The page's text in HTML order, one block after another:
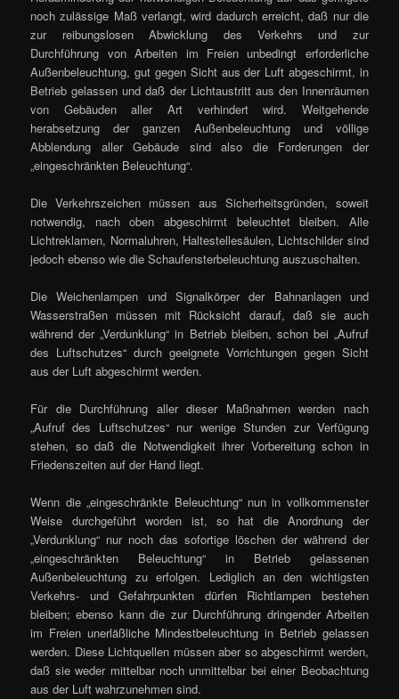
noch zulässige Maß verlangt, wird dadurch erreicht, daß nur die
zur reibungslosen Abwicklung des Verkehrs und zur
Durchführung von Arbeiten im Freien unbedingt erforderliche
Außenbeleuchtung, gut gegen Sicht aus der Luft abgeschirmt, in
Betrieb gelassen und daß der Lichtaustritt aus den Innenräumen
von Gebäuden aller Art verhindert wird. Weitgehende
herabsetzung der ganzen Außenbeleuchtung und völlige
Abblendung aller Gebäude sind also die Forderungen der
„eingeschränkten Beleuchtung“.
Die Verkehrszeichen müssen aus Sicherheitsgründen, soweit
notwendig, nach oben abgeschirmt beleuchtet bleiben. Alle
Lichtreklamen, Normaluhren, Haltestellesäulen, Lichtschilder sind
jedoch ebenso wie die Schaufensterbeleuchtung auszuschalten.
Die Weichenlampen und Signalkörper der Bahnanlagen und
Wasserstraßen müssen mit Rücksicht darauf, daß sie auch
während der „Verdunklung“ in Betrieb bleiben, schon bei „Aufruf
des Luftschutzes“ durch geeignete Vorrichtungen gegen Sicht
aus der Luft abgeschirmt werden.
Für die Durchführung aller dieser Maßnahmen werden nach
„Aufruf des Luftschutzes“ nur wenige Stunden zur Verfügung
stehen, so daß die Notwendigkeit ihrer Vorbereitung schon in
Friedenszeiten auf der Hand liegt.
Wenn die „eingeschränkte Beleuchtung“ nun in vollkommenster
Weise durchgeführt worden ist, so hat die Anordnung der
„Verdunklung“ nur noch das sofortige löschen der während der
„eingeschränkten Beleuchtung“ in Betrieb gelassenen
Außenbeleuchtung zu erfolgen. Lediglich an den wichtigsten
Verkehrs- und Gefahrpunkten dürfen Richtlampen bestehen
bleiben; ebenso kann die zur Durchführung dringender Arbeiten
im Freien unerläßliche Mindestbeleuchtung in Betrieb gelassen
werden. Diese Lichtquellen müssen aber so abgeschirmt werden,
daß sie weder mittelbar noch unmittelbar bei einer Beobachtung
aus der Luft wahrzunehmen sind.